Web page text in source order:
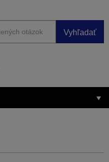
Vyhľadať